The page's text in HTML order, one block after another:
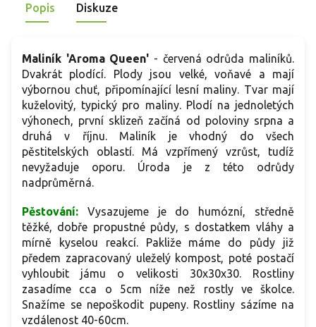
Popis Diskuze
Maliník 'Aroma Queen' - červená odrůda maliníků.
Dvakrát plodící. Plody jsou velké, voňavé a mají
výbornou chuť, připomínající lesní maliny. Tvar mají
kuželovitý, typický pro maliny. Plodí na jednoletých
výhonech, první sklizeň začíná od poloviny srpna a
druhá v říjnu. Maliník je vhodný do všech
pěstitelských oblastí. Má vzpřímený vzrůst, tudíž
nevyžaduje oporu. Úroda je z této odrůdy
nadprůměrná.
Pěstování: Vysazujeme je do humózní, středně
těžké, dobře propustné půdy, s dostatkem vláhy a
mírně kyselou reakcí. Pakliže máme do půdy již
předem zapracovaný uleželý kompost, poté postačí
vyhloubit jámu o velikosti 30x30x30. Rostliny
zasadíme cca o 5cm níže než rostly ve školce.
Snažíme se nepoškodit pupeny. Rostliny sázíme na
vzdálenost 40-60cm.